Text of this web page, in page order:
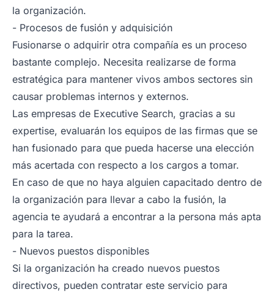
la organización.
- Procesos de fusión y adquisición
Fusionarse o adquirir otra compañía es un proceso
bastante complejo. Necesita realizarse de forma
estratégica para mantener vivos ambos sectores sin
causar problemas internos y externos.
Las empresas de Executive Search, gracias a su
expertise, evaluarán los equipos de las firmas que se
han fusionado para que pueda hacerse una elección
más acertada con respecto a los cargos a tomar.
En caso de que no haya alguien capacitado dentro de
la organización para llevar a cabo la fusión, la
agencia te ayudará a encontrar a la persona más apta
para la tarea.
- Nuevos puestos disponibles
Si la organización ha creado nuevos puestos
directivos, pueden contratar este servicio para